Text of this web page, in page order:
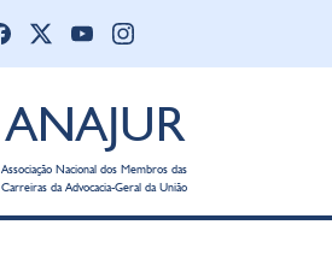
ANAJUR
Associação Nacional dos Membros das
Carreiras da Advocacia-Geral da União